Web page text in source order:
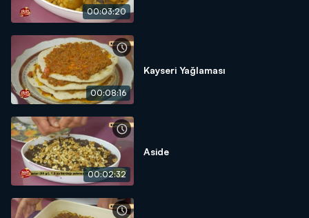
00:03:20
00:08:16
Kayseri Yağlaması
00:02:32
Aside